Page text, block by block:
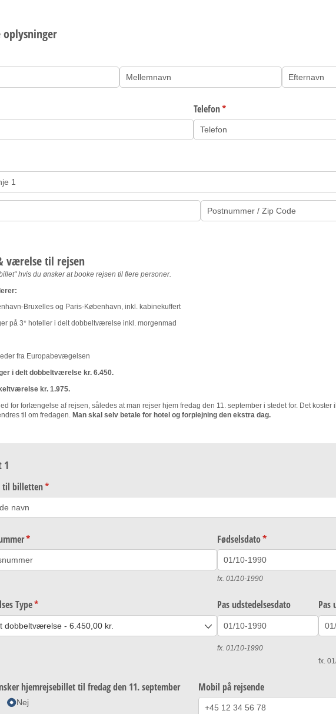
oplysninger
Telefon*
(påkrævet)
værelse til rejsen
hvis du ønsker at booke rejsen til flere personer.
Bruxelles og Paris-København, inkl. kabinekuffert
på 3* hoteller i delt dobbeltværelse inkl. morgenmad
fra Europabevægelsen
i delt dobbeltværelse kr. 6.450.
kr. 1.975.
for forlængelse af rejsen, således at man rejser hjem fredag den 11. september i stedet for. Det koster
til om fredagen. Man skal selv betale for hotel og forplejning den ekstra dag.
1
til billetten*
(påkrævet)
*
(påkrævet) Fødselsdato*
(påkrævet)
fx. 01/10-1990
Type*
(påkrævet) Pas udstedelsesdato
fx. 01/10-1990
Pas
fx.
hjemrejsebillet til fredag den 11. september
Nej
Mobil på rejsende